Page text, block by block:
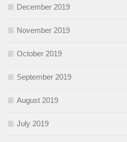
December 2019
November 2019
October 2019
September 2019
August 2019
July 2019